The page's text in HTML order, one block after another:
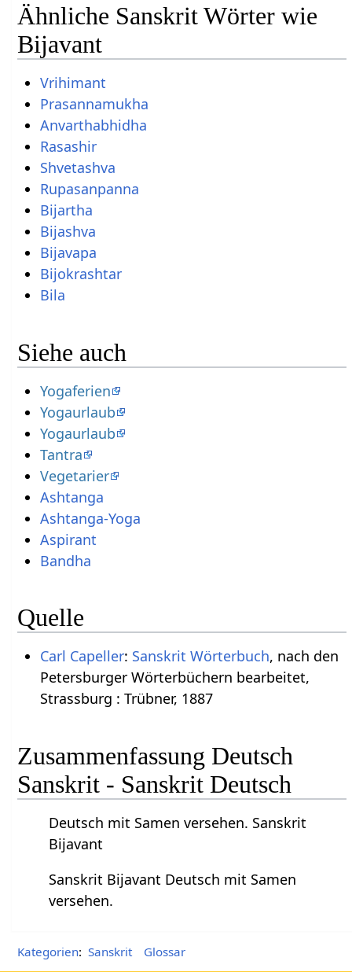
Ähnliche Sanskrit Wörter wie
Bijavant
Vrihimant
Prasannamukha
Anvarthabhidha
Rasashir
Shvetashva
Rupasanpanna
Bijartha
Bijashva
Bijavapa
Bijokrashtar
Bila
Siehe auch
Yogaferien
Yogaurlaub
Yogaurlaub
Tantra
Vegetarier
Ashtanga
Ashtanga-Yoga
Aspirant
Bandha
Quelle
Carl Capeller: Sanskrit Wörterbuch, nach den
Petersburger Wörterbüchern bearbeitet,
Strassburg : Trübner, 1887
Zusammenfassung Deutsch
Sanskrit - Sanskrit Deutsch
Deutsch mit Samen versehen. Sanskrit
Bijavant
Sanskrit Bijavant Deutsch mit Samen
versehen.
Kategorien: Sanskrit Glossar